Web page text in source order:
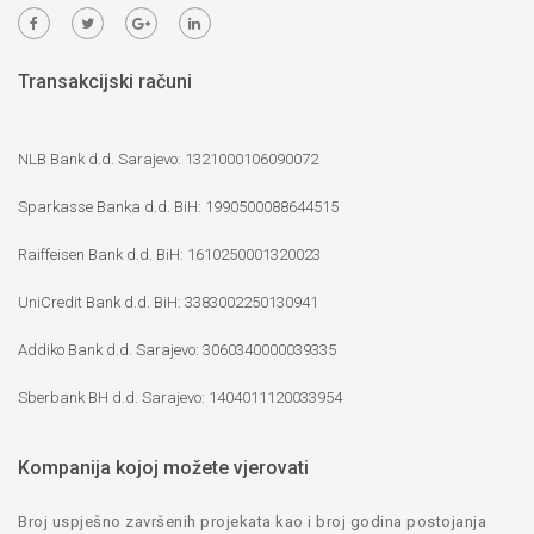
Transakcijski računi
NLB Bank d.d. Sarajevo: 1321000106090072
Sparkasse Banka d.d. BiH: 1990500088644515
Raiffeisen Bank d.d. BiH: 1610250001320023
UniCredit Bank d.d. BiH: 3383002250130941
Addiko Bank d.d. Sarajevo: 3060340000039335
Sberbank BH d.d. Sarajevo: 1404011120033954
Kompanija kojoj možete vjerovati
Broj uspješno završenih projekata kao i broj godina postojanja